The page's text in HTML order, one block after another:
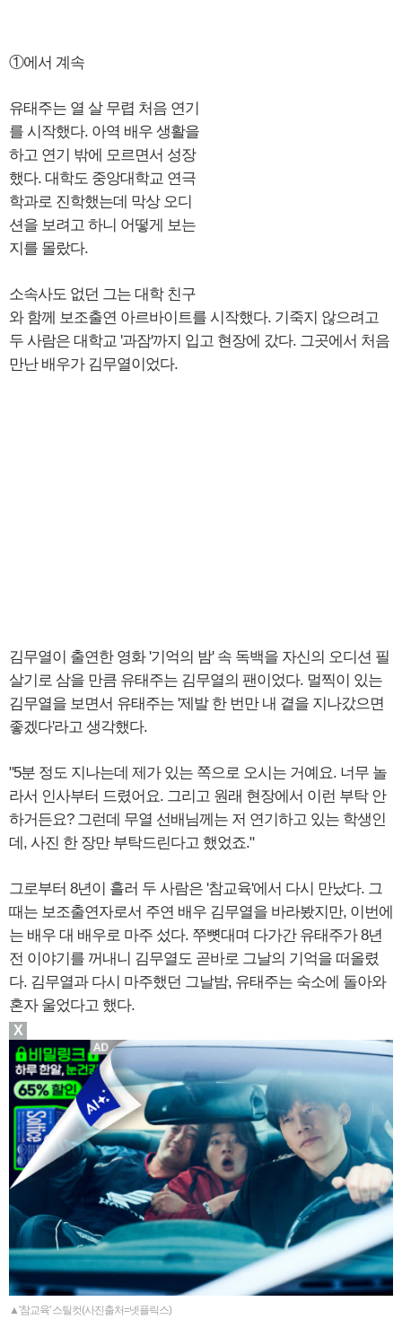
①에서 계속
유태주는 열 살 무렵 처음 연기
를 시작했다. 아역 배우 생활을
하고 연기 밖에 모르면서 성장
했다. 대학도 중앙대학교 연극
학과로 진학했는데 막상 오디
션을 보려고 하니 어떻게 보는
지를 몰랐다.
소속사도 없던 그는 대학 친구
와 함께 보조출연 아르바이트를 시작했다. 기죽지 않으려고
두 사람은 대학교 '과잠'까지 입고 현장에 갔다. 그곳에서 처음
만난 배우가 김무열이었다.
김무열이 출연한 영화 '기억의 밤' 속 독백을 자신의 오디션 필
살기로 삼을 만큼 유태주는 김무열의 팬이었다. 멀찍이 있는
김무열을 보면서 유태주는 '제발 한 번만 내 곁을 지나갔으면
좋겠다'라고 생각했다.
"5분 정도 지나는데 제가 있는 쪽으로 오시는 거예요. 너무 놀
라서 인사부터 드렸어요. 그리고 원래 현장에서 이런 부탁 안
하거든요? 그런데 무열 선배님께는 저 연기하고 있는 학생인
데, 사진 한 장만 부탁드린다고 했었죠."
그로부터 8년이 흘러 두 사람은 '참교육'에서 다시 만났다. 그
때는 보조출연자로서 주연 배우 김무열을 바라봤지만, 이번에
는 배우 대 배우로 마주 섰다. 쭈뼛대며 다가간 유태주가 8년
전 이야기를 꺼내니 김무열도 곧바로 그날의 기억을 떠올렸
다. 김무열과 다시 마주했던 그날밤, 유태주는 숙소에 돌아와
혼자 울었다고 했다.
▲'참교육' 스틸컷(사진출처=넷플릭스)
X